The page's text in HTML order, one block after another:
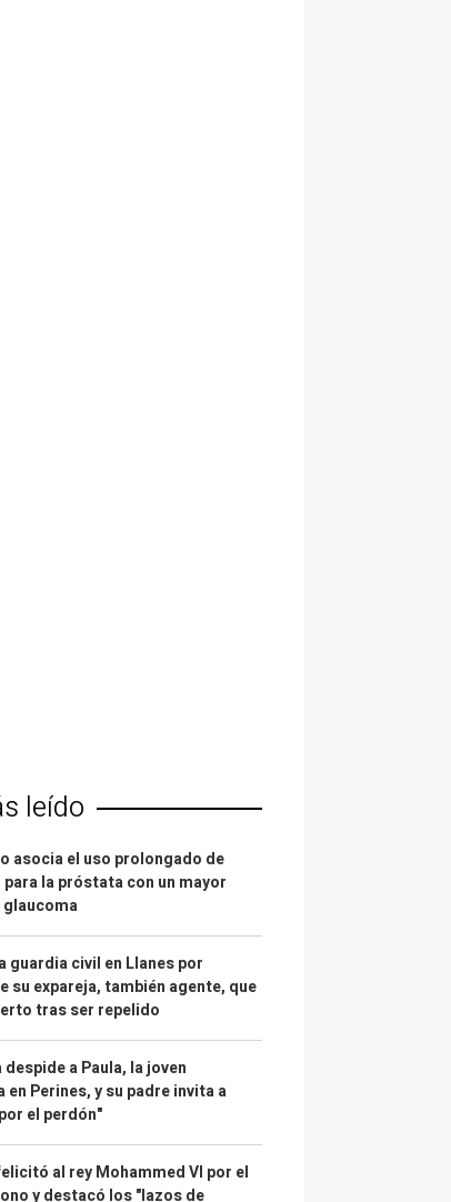
leído
asocia el uso prolongado de
la próstata con un mayor
guardia civil en Llanes por
su expareja, también agente, que
tras ser repelido
a Paula, la joven
en Perines, y su padre invita a
el perdón"
al rey Mohammed VI por el
y destacó los "lazos de